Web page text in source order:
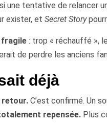
une tentative de relancer
exister, et Secret Story
fragile: trop « réchauffé »,
de perdre les anciens
déjà
retour.C’est confirmé. Un
repensée.Plus